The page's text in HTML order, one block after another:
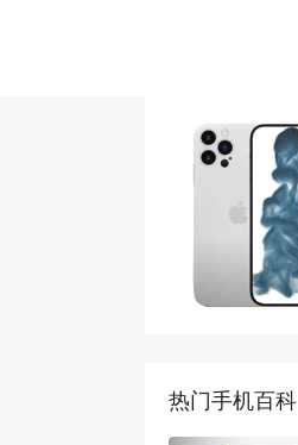
热门手机百科